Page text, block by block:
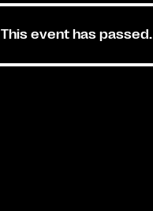
This event has passed.